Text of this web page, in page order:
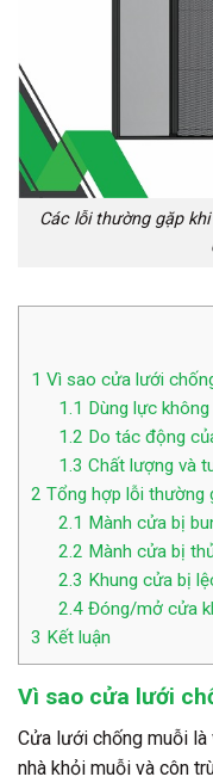
Các lỗi thường gặp
1 Vì sao cửa lưới
1.1 Dùng lực
1.2 Do tác động
1.3 Chất lượng và
2 Tổng hợp lỗi thường
2.1 Mành cửa bị
2.2 Mành cửa bị
2.3 Khung cửa bị
2.4Đóng/mở cửa
3 Kết luận
Vì sao cửa lưới
Cửa lưới chống muỗi
nhà khỏi muỗi và côn